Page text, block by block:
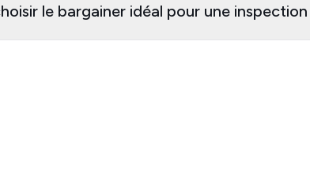
le bargainer idéal pour une